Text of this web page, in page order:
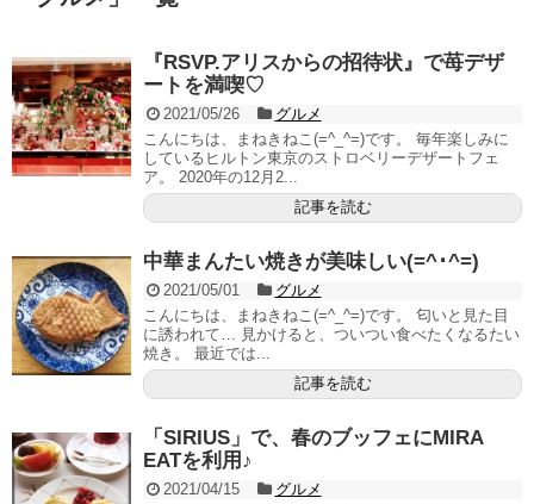
『RSVP.アリスからの招待状』で苺デザ
ートを満喫♡
2021/05/26
グルメ
こんにちは、まねきねこ(=^_^=)です。 毎年楽しみに
しているヒルトン東京のストロベリーデザートフェ
ア。 2020年の12月2...
記事を読む
中華まんたい焼きが美味しい(=^･^=)
2021/05/01
グルメ
こんにちは、まねきねこ(=^_^=)です。 匂いと見た目
に誘われて… 見かけると、ついつい食べたくなるたい
焼き。 最近では...
記事を読む
「SIRIUS」で、春のブッフェにMIRA
EATを利用♪
2021/04/15
グルメ